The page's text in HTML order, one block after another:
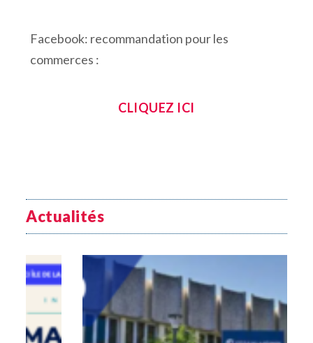
Facebook: recommandation pour les
commerces :
CLIQUEZ ICI
Actualités